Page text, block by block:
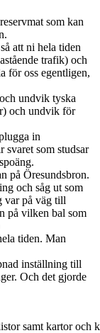
som kan
att ni hela tiden
trafik) och
för oss egentligen,
undvik tyska
och undvik för
in
svaret som studsar
på Öresundsbron.
och såg ut som
var på väg till
på vilken bal som
tiden. Man
inställning till
Och det gjorde
samt kartor och